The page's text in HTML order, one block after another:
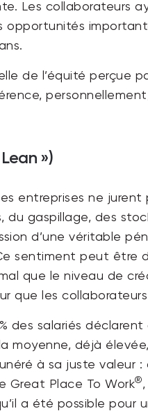
Les collaborateurs
opportunités
de l’équité perçue
»)
entreprises ne
gaspillage, des
d’une véritable
sentiment peut être
que le niveau de
que les
des salariés
moyenne, déjà
à sa juste
Great Place To Work®
a été possible pour